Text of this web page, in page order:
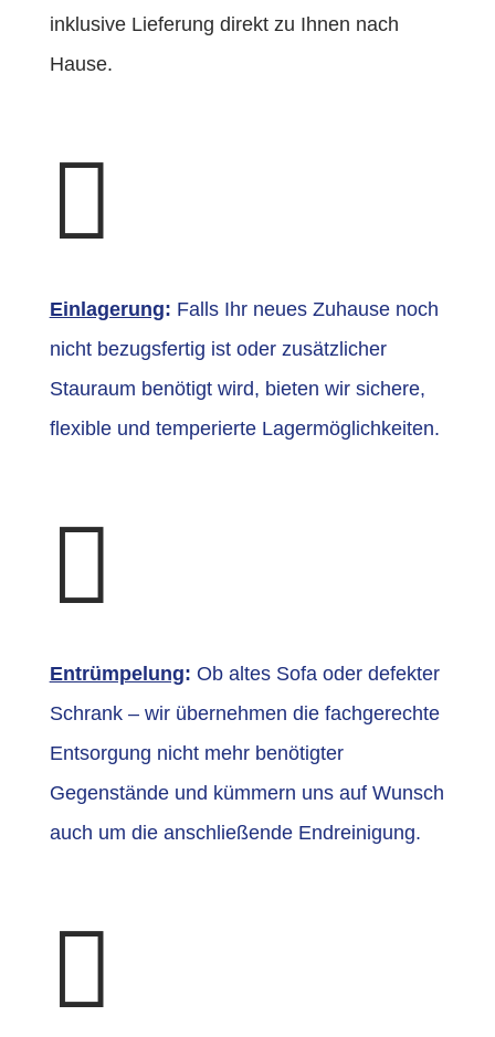
inklusive Lieferung direkt zu Ihnen nach
Hause.

Einlagerung: Falls Ihr neues Zuhause noch
nicht bezugsfertig ist oder zusätzlicher
Stauraum benötigt wird, bieten wir sichere,
flexible und temperierte Lagermöglichkeiten.

Entrümpelung: Ob altes Sofa oder defekter
Schrank – wir übernehmen die fachgerechte
Entsorgung nicht mehr benötigter
Gegenstände und kümmern uns auf Wunsch
auch um die anschließende Endreinigung.
